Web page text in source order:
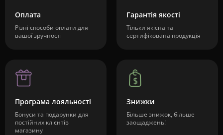
Оплата
Різні способи оплати для
вашої зручності
Гарантія якості
Тільки якісна та
сертифікована продукція
Програма лояльності
Бонуси та подарунки для
постійних клієнтів
магазину
Знижки
Більше знижок, більше
заощаджень!